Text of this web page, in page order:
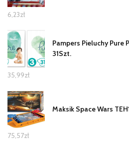
6,23zł
Pampers Pieluchy Pure
31Szt.
35,99zł
Maksik Space Wars
75,57zł